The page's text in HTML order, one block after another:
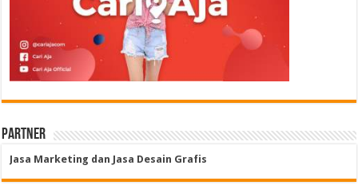
Partner
Jasa Marketing dan Jasa Desain Grafis